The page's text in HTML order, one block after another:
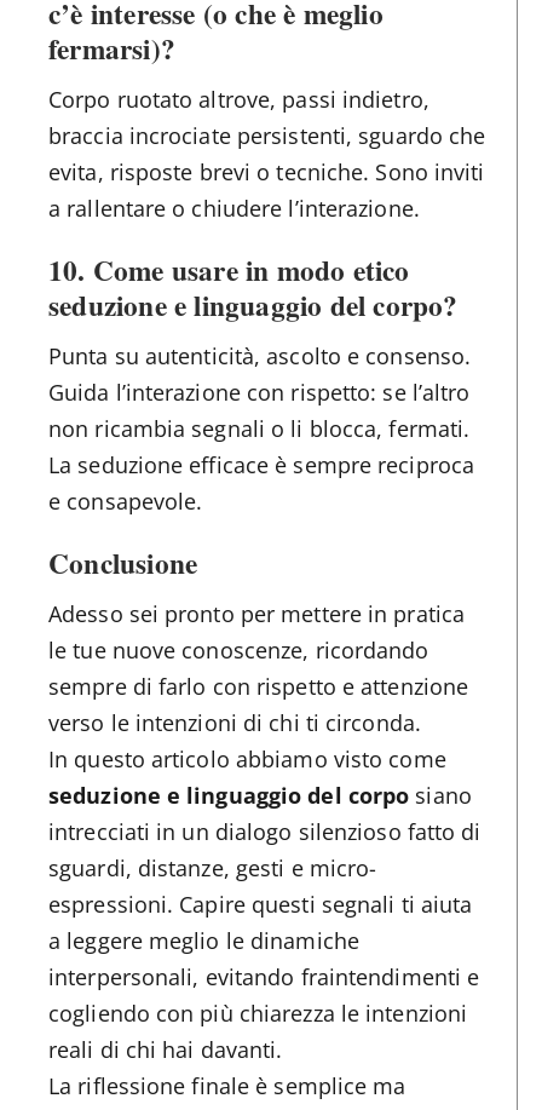
c’è interesse (o che è meglio
fermarsi)?
Corpo ruotato altrove, passi indietro,
braccia incrociate persistenti, sguardo che
evita, risposte brevi o tecniche. Sono inviti
a rallentare o chiudere l’interazione.
10. Come usare in modo etico
seduzione e linguaggio del corpo?
Punta su autenticità, ascolto e consenso.
Guida l’interazione con rispetto: se l’altro
non ricambia segnali o li blocca, fermati.
La seduzione efficace è sempre reciproca
e consapevole.
Conclusione
Adesso sei pronto per mettere in pratica
le tue nuove conoscenze, ricordando
sempre di farlo con rispetto e attenzione
verso le intenzioni di chi ti circonda.
In questo articolo abbiamo visto come
seduzione e linguaggio del corpo siano
intrecciati in un dialogo silenzioso fatto di
sguardi, distanze, gesti e micro-
espressioni. Capire questi segnali ti aiuta
a leggere meglio le dinamiche
interpersonali, evitando fraintendimenti e
cogliendo con più chiarezza le intenzioni
reali di chi hai davanti.
La riflessione finale è semplice ma